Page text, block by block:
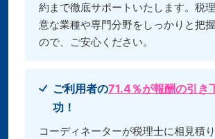
約まで徹底サポートいたします。税
意な業種や専門分野をしっかりと把
ので、ご安心ください。
ご利用者の71.4％が報酬の引き
功！
コーディネーターが税理士に相見積